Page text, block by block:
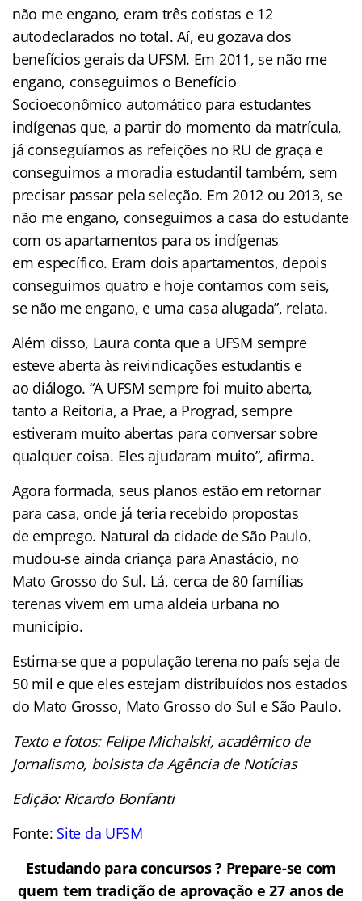
não me engano, eram três cotistas e 12
autodeclarados no total. Aí, eu gozava dos
benefícios gerais da UFSM. Em 2011, se não me
engano, conseguimos o Benefício
Socioeconômico automático para estudantes
indígenas que, a partir do momento da matrícula,
já conseguíamos as refeições no RU de graça e
conseguimos a moradia estudantil também, sem
precisar passar pela seleção. Em 2012 ou 2013, se
não me engano, conseguimos a casa do estudante
com os apartamentos para os indígenas
em específico. Eram dois apartamentos, depois
conseguimos quatro e hoje contamos com seis,
se não me engano, e uma casa alugada”, relata.
Além disso, Laura conta que a UFSM sempre
esteve aberta às reivindicações estudantis e
ao diálogo. “A UFSM sempre foi muito aberta,
tanto a Reitoria, a Prae, a Prograd, sempre
estiveram muito abertas para conversar sobre
qualquer coisa. Eles ajudaram muito”, afirma.
Agora formada, seus planos estão em retornar
para casa, onde já teria recebido propostas
de emprego. Natural da cidade de São Paulo,
mudou-se ainda criança para Anastácio, no
Mato Grosso do Sul. Lá, cerca de 80 famílias
terenas vivem em uma aldeia urbana no
município.
Estima-se que a população terena no país seja de
50 mil e que eles estejam distribuídos nos estados
do Mato Grosso, Mato Grosso do Sul e São Paulo.
Texto e fotos: Felipe Michalski, acadêmico de
Jornalismo, bolsista da Agência de Notícias
Edição: Ricardo Bonfanti
Fonte: Site da UFSM
Estudando para concursos ? Prepare-se com
quem tem tradição de aprovação e 27 anos de